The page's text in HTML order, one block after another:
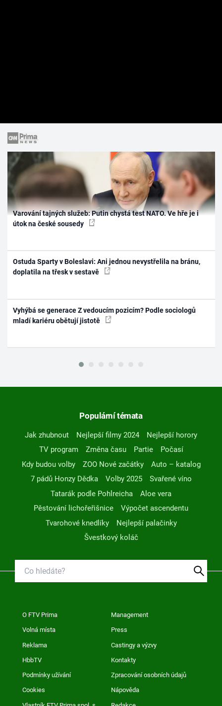
Varování tajných služeb: Putin chystá test NATO. Ve hře je i
útok na české sousedy
Ostuda Sparty v Boleslavi: Ani jednou nevystřelila na bránu,
doplatila na třesk v sestavě
Vyhýbá se generace Z vedoucím pozicím? Podle sociologů
mladí kariéru obětují jistotě
Populární témata
Jak zhubnout Nejlepší filmy 2024
Nejlepší horory
TV program
Změna času Partie
Počasí
Kdy budou volby
ZOO Nové začátky
Auto – katalog
7 pádů Honzy Dědka
Volby 2025
Svařené víno
Tatarák podle Pohlreicha
Aloe vera
Pěstování lichořeřišnice
Výpočet ascendentu
Tvarohové knedlíky
Nejlepší palačinky
Švestkový koláč
O FTV Prima Management
Volná místa Press
Reklama Castingy a výzvy
HbbTV Kontakty
Podmínky užívání Zpracování osobních údajů
Cookies Nápověda